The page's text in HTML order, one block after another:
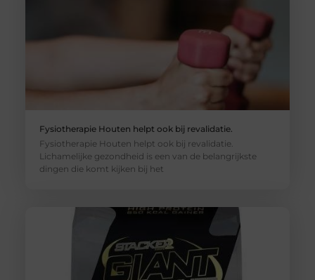
Fysiotherapie Houten helpt ook bij revalidatie.
Fysiotherapie Houten helpt ook bij revalidatie.
Lichamelijke gezondheid is een van de belangrijkste
dingen die komt kijken bij het